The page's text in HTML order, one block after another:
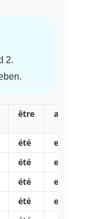
2.
être avoir
été
eu
été
eu
été
eu
été
eu